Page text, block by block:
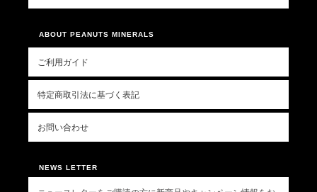
ABOUT PEANUTS MINERALS
ご利用ガイド
特定商取引法に基づく表記
お問い合わせ
NEWS LETTER